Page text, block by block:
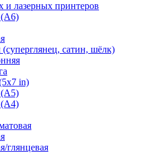
и лазерных принтеров
сатин, шёлк)
in)
(А4)
глянцевая